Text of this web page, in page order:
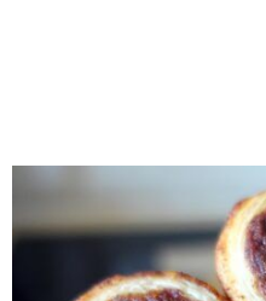
RECOMENDADOS